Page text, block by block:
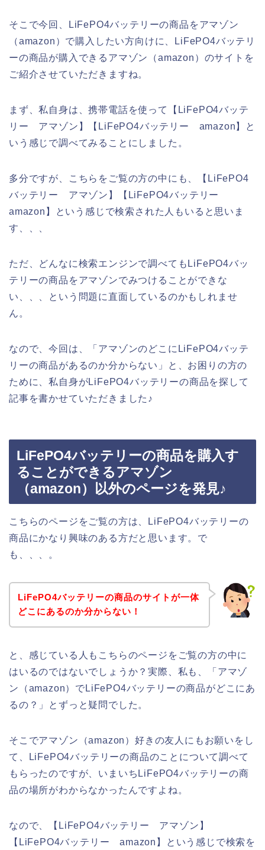
そこで今回、LiFePO4バッテリーの商品をアマゾン
（amazon）で購入したい方向けに、LiFePO4バッテリ
ーの商品が購入できるアマゾン（amazon）のサイトを
ご紹介させていただきますね。
まず、私自身は、携帯電話を使って【LiFePO4バッテ
リー アマゾン】【LiFePO4バッテリー amazon】と
いう感じで調べてみることにしました。
多分ですが、こちらをご覧の方の中にも、【LiFePO4
バッテリー アマゾン】【LiFePO4バッテリー
amazon】という感じで検索された人もいると思いま
す、、、
ただ、どんなに検索エンジンで調べてもLiFePO4バッ
テリーの商品をアマゾンでみつけることができな
い、、、という問題に直面しているのかもしれませ
ん。
なので、今回は、「アマゾンのどこにLiFePO4バッテ
リーの商品があるのか分からない」と、お困りの方の
ために、私自身がLiFePO4バッテリーの商品を探して
記事を書かせていただきました♪
LiFePO4バッテリーの商品を購入す
ることができるアマゾン
（amazon）以外のページを発見♪
こちらのページをご覧の方は、LiFePO4バッテリーの
商品にかなり興味のある方だと思います。で
も、、、。
LiFePO4バッテリーの商品のサイトが一体
どこにあるのか分からない！
と、感じている人もこちらのページをご覧の方の中に
はいるのではないでしょうか？実際、私も、「アマゾ
ン（amazon）でLiFePO4バッテリーの商品がどこにあ
るの？」とずっと疑問でした。
そこでアマゾン（amazon）好きの友人にもお願いをし
て、LiFePO4バッテリーの商品のことについて調べて
もらったのですが、いまいちLiFePO4バッテリーの商
品の場所がわからなかったんですよね。
なので、【LiFePO4バッテリー アマゾン】
【LiFePO4バッテリー amazon】という感じで検索を